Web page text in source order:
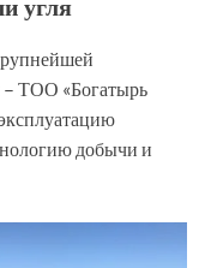
угля
ТОО «Богатырь
добычи и